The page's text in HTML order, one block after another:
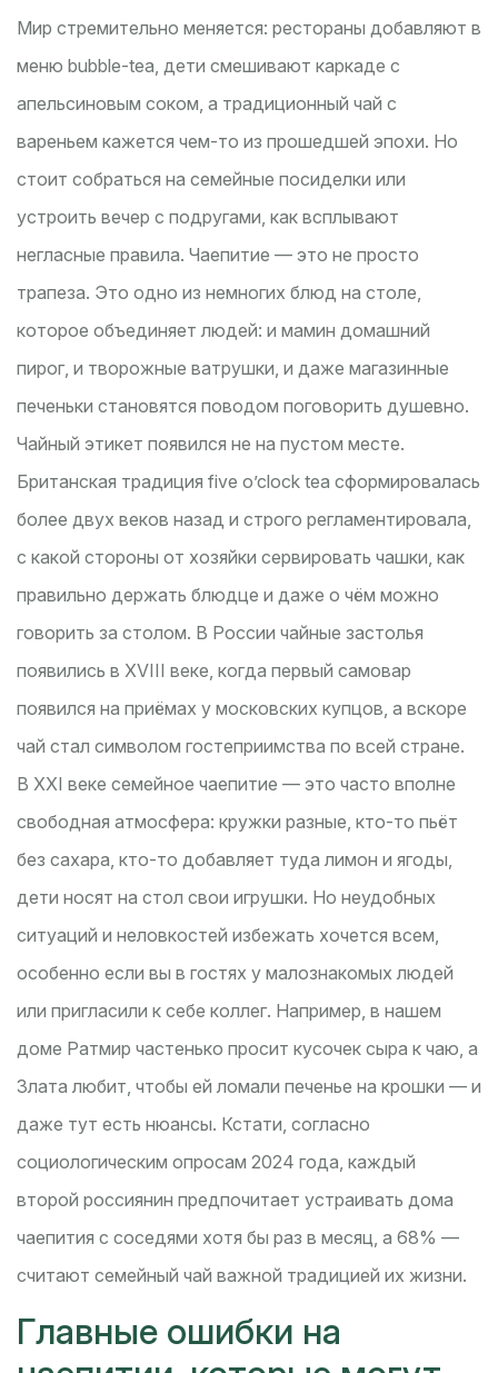
Мир стремительно меняется: рестораны добавляют в
меню bubble-tea, дети смешивают каркаде с
апельсиновым соком, а традиционный чай с
вареньем кажется чем-то из прошедшей эпохи. Но
стоит собраться на семейные посиделки или
устроить вечер с подругами, как всплывают
негласные правила. Чаепитие — это не просто
трапеза. Это одно из немногих блюд на столе,
которое объединяет людей: и мамин домашний
пирог, и творожные ватрушки, и даже магазинные
печеньки становятся поводом поговорить душевно.
Чайный этикет появился не на пустом месте.
Британская традиция five o’clock tea сформировалась
более двух веков назад и строго регламентировала,
с какой стороны от хозяйки сервировать чашки, как
правильно держать блюдце и даже о чём можно
говорить за столом. В России чайные застолья
появились в XVIII веке, когда первый самовар
появился на приёмах у московских купцов, а вскоре
чай стал символом гостеприимства по всей стране.
В XXI веке семейное чаепитие — это часто вполне
свободная атмосфера: кружки разные, кто-то пьёт
без сахара, кто-то добавляет туда лимон и ягоды,
дети носят на стол свои игрушки. Но неудобных
ситуаций и неловкостей избежать хочется всем,
особенно если вы в гостях у малознакомых людей
или пригласили к себе коллег. Например, в нашем
доме Ратмир частенько просит кусочек сыра к чаю, а
Злата любит, чтобы ей ломали печенье на крошки — и
даже тут есть нюансы. Кстати, согласно
социологическим опросам 2024 года, каждый
второй россиянин предпочитает устраивать дома
чаепития с соседями хотя бы раз в месяц, а 68% —
считают семейный чай важной традицией их жизни.
Главные ошибки на